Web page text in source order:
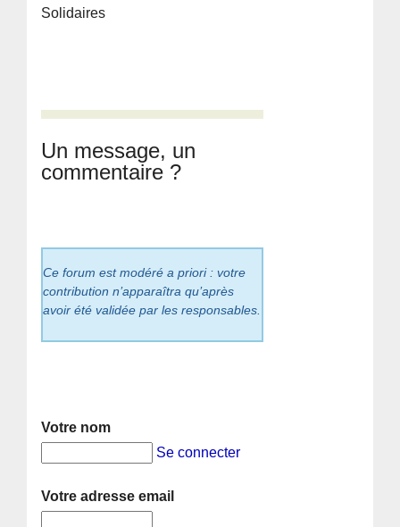
Solidaires
Un message, un
commentaire ?
Ce forum est modéré a priori : votre
contribution n’apparaîtra qu’après
avoir été validée par les responsables.
Votre nom
Se connecter
Votre adresse email